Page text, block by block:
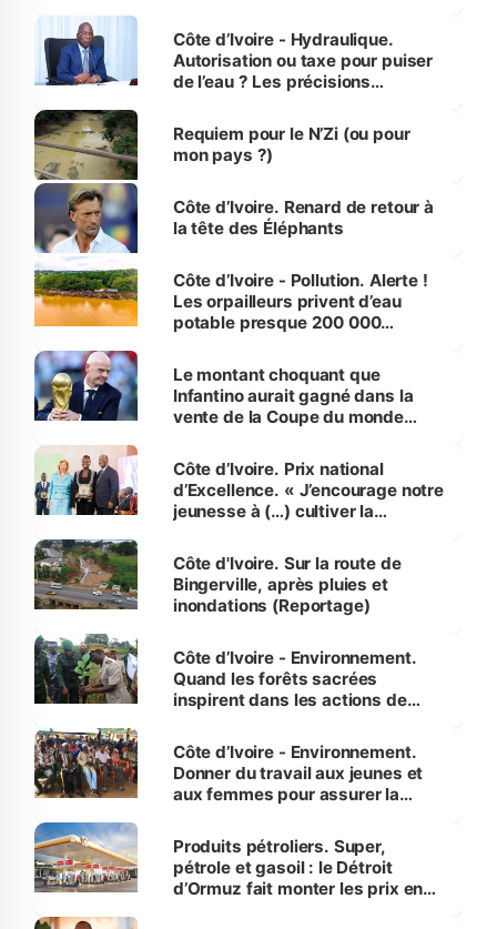
Côte d’Ivoire - Hydraulique.
Autorisation ou taxe pour puiser
de l’eau ? Les précisions
Requiem pour le N’Zi (ou pour
mon pays ?)
Côte d’Ivoire. Renard de retour à
la tête des Éléphants
Côte d’Ivoire - Pollution. Alerte !
Les orpailleurs privent d’eau
potable presque 200 000
Le montant choquant que
Infantino aurait gagné dans la
vente de la Coupe du monde
Côte d’Ivoire. Prix national
d’Excellence. « J’encourage notre
jeunesse à (…) cultiver la
(Alassane Ouattara
Côte d'Ivoire. Sur la route de
Bingerville, après pluies et
inondations (Reportage)
Côte d’Ivoire - Environnement.
Quand les forêts sacrées
inspirent dans les actions de
Côte d’Ivoire - Environnement.
Donner du travail aux jeunes et
aux femmes pour assurer la
menacées
Produits pétroliers. Super,
pétrole et gasoil : le Détroit
d’Ormuz fait monter les prix en